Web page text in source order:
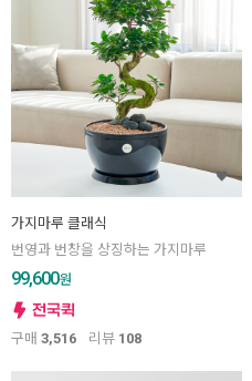
가지마루 클래식
번영과 번창을 상징하는 가지마루
99,600원
구매 3,516 리뷰 108